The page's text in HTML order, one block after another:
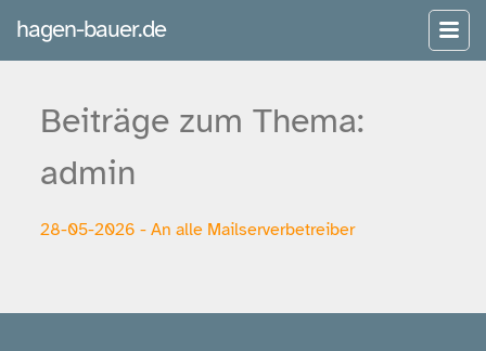
hagen-bauer.de
Beiträge zum Thema:
admin
28-05-2026 - An alle Mailserverbetreiber